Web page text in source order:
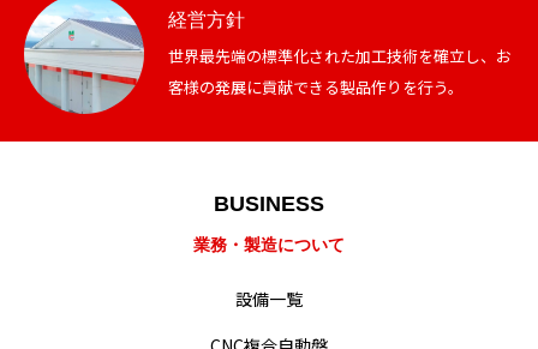
経営方針
世界最先端の標準化された加工技術を確立し、お
客様の発展に貢献できる製品作りを行う。
BUSINESS
業務・製造について
設備一覧